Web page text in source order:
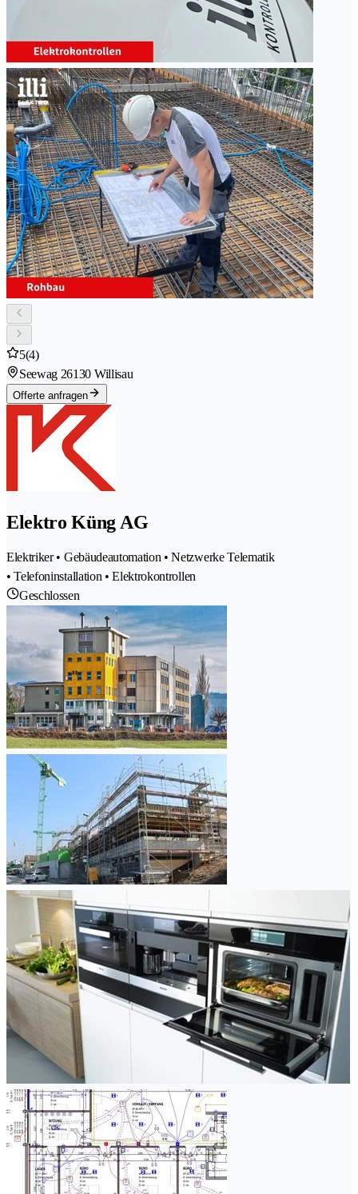
5(4)
Seewag 26130 Willisau
Offerte anfragen
Elektro Küng AG
Elektriker • Gebäudeautomation • Netzwerke Telematik
• Telefoninstallation • Elektrokontrollen
Geschlossen